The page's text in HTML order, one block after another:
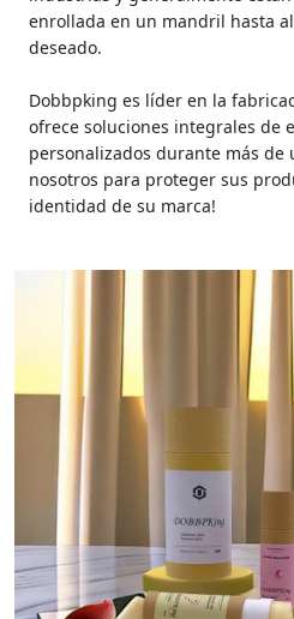
enrollada en un mandril hasta
deseado.
Dobbpking es líder en la
ofrece soluciones integrales de
personalizados durante más de
nosotros para proteger sus
identidad de su marca!